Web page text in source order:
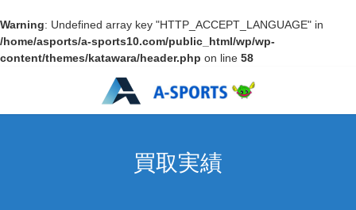
Warning: Undefined array key "HTTP_ACCEPT_LANGUAGE" in
/home/asports/a-sports10.com/public_html/wp/wp-
content/themes/katawara/header.php on line 58
買取実績